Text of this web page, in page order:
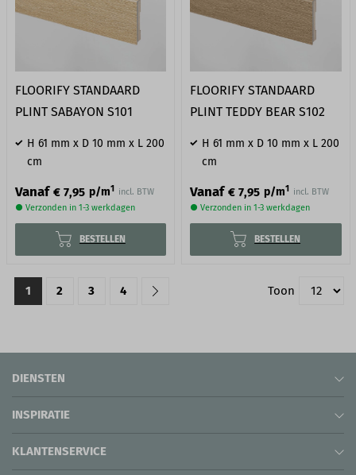
FLOORIFY STANDAARD
PLINT SABAYON S101
H 61 mm x D 10 mm x L 200
cm
Vanaf € 7,95 p/m1
incl. BTW
● Verzonden in 1-3 werkdagen
BESTELLEN
FLOORIFY STANDAARD
PLINT TEDDY BEAR S102
H 61 mm x D 10 mm x L 200
cm
Vanaf € 7,95 p/m1
incl. BTW
● Verzonden in 1-3 werkdagen
BESTELLEN
1 2 3 4 Toon
DIENSTEN
INSPIRATIE
KLANTENSERVICE